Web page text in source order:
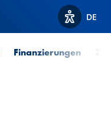
Optionen
DE
Finanzierungen